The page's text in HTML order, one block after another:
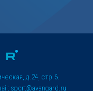
д.24, стр.6.
sport@avangard.ru